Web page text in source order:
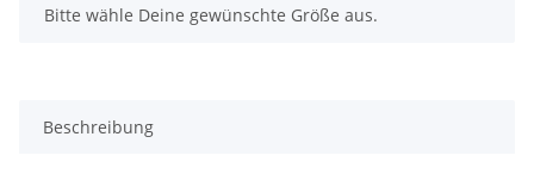
x
Bitte wähle Deine gewünschte Größe aus.
Beschreibung